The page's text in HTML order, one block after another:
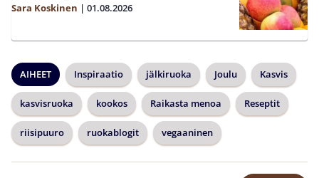
Sara Koskinen | 01.08.2026
AIHEET Inspiraatio jälkiruoka Joulu Kasvis
kasvisruoka kookos Raikasta menoa Reseptit
riisipuuro ruokablogit vegaaninen